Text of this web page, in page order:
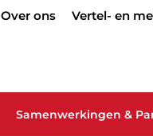
Over ons Vertel- en
Samenwerkingen &